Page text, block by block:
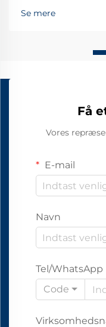
Se mere
Få
Vores
E-mail
Navn
Tel/WhatsApp
Code